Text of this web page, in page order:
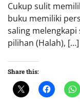
Cukup sulit
buku memiliki
saling
pilihan (Halah), […]
Share this: